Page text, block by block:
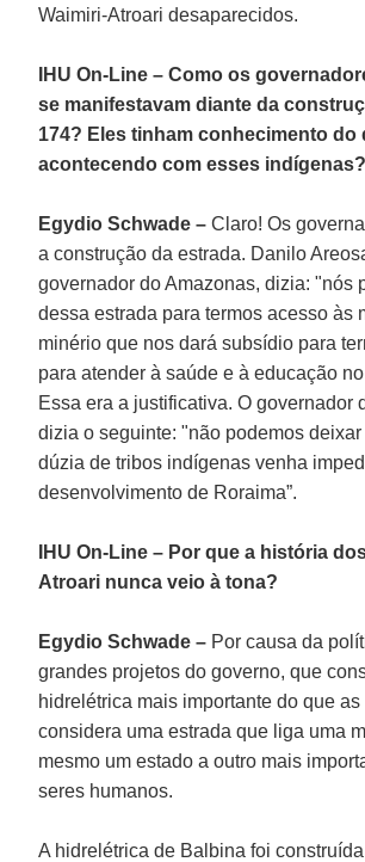
Waimiri-Atroari desaparecidos.
IHU On-Line – Como os
se manifestavam diante da
174? Eles tinham conhecimento do
acontecendo com esses indígenas?
Egydio Schwade – Claro! Os
a construção da estrada. Danilo
governador do Amazonas, dizia: "nós
dessa estrada para termos acesso às
minério que nos dará subsídio para
para atender à saúde e à educação
Essa era a justificativa. O governador
dizia o seguinte: "não podemos
dúzia de tribos indígenas venha
desenvolvimento de Roraima”.
IHU On-Line – Por que a história
Atroari nunca veio à tona?
Egydio Schwade – Por causa da
grandes projetos do governo, que
hidrelétrica mais importante do que
considera uma estrada que liga uma
mesmo um estado a outro mais
seres humanos.
A hidrelétrica de Balbina foi